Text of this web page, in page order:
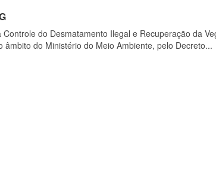
do Desmatamento Ilegal e Recuperação da
âmbito do Ministério do Meio Ambiente, pelo Decreto...